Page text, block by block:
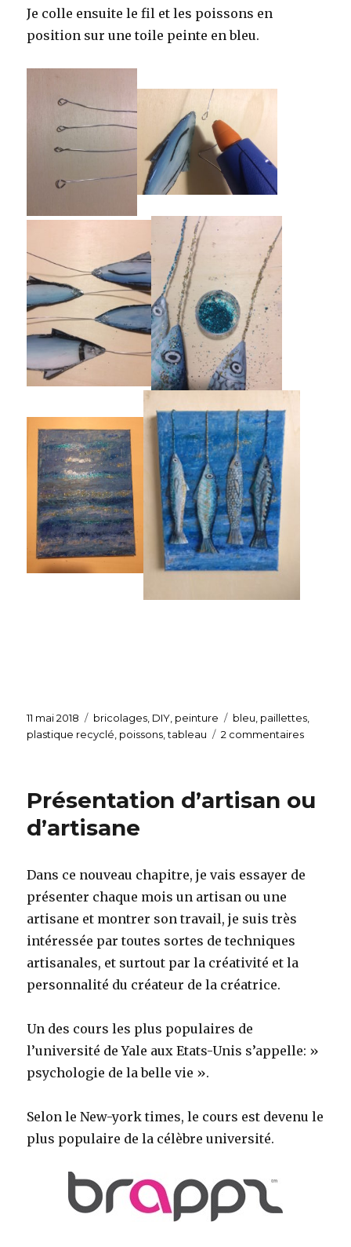
Je colle ensuite le fil et les poissons en
position sur une toile peinte en bleu.
Publié
le
11 mai 2018 Catégories
bricolages DIY peinture Étiquettes
bleu paillettes
plastique recyclé poissons ,tableau 2 commentaires
mer
Présentation d’artisan ou
d’artisane
Dans ce nouveau chapitre, je vais essayer de
présenter chaque mois un artisan ou une
artisane et montrer son travail, je suis très
intéressée par toutes sortes de techniques
artisanales, et surtout par la créativité et la
personnalité du créateur de la créatrice.
Un des cours les plus populaires de
l’université de Yale aux Etats-Unis s’appelle: »
psychologie de la belle vie ».
Selon le New-york times, le cours est devenu le
plus populaire de la célèbre université.